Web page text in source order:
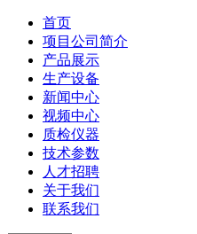
首页
项目公司简介
产品展示
生产设备
新闻中心
视频中心
质检仪器
技术参数
人才招聘
关于我们
联系我们